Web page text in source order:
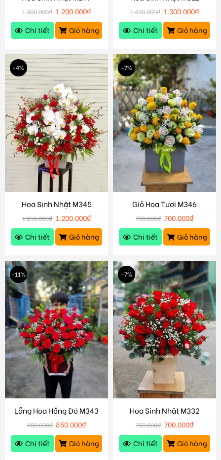
1.300.000₫ 1.200.000₫
Chi tiết
Giỏ hàng
1.450.000₫ 1.300.000₫
Chi tiết
Giỏ hàng
-4%
Hoa Sinh Nhật M345
1.250.000₫ 1.200.000₫
Chi tiết
Giỏ hàng
-7%
Giỏ Hoa Tươi M346
750.000₫ 700.000₫
Chi tiết
Giỏ hàng
-11%
Lẵng Hoa Hồng Đỏ M343
950.000₫ 850.000₫
Chi tiết
Giỏ hàng
-7%
Hoa Sinh Nhật M332
750.000₫ 700.000₫
Chi tiết
Giỏ hàng